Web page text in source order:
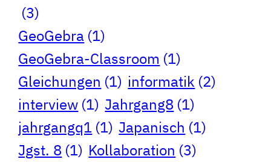
(3)
GeoGebra (1)
GeoGebra-Classroom (1)
Gleichungen (1) informatik (2)
interview (1) Jahrgang8 (1)
jahrgangq1 (1) Japanisch (1)
Jgst. 8 (1) Kollaboration (3)